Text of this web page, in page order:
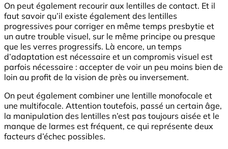
On peut également recourir aux lentilles de contact. Et il
faut savoir qu’il existe également des lentilles
progressives pour corriger en même temps presbytie et
un autre trouble visuel, sur le même principe ou presque
que les verres progressifs. Là encore, un temps
d’adaptation est nécessaire et un compromis visuel est
parfois nécessaire : accepter de voir un peu moins bien de
loin au profit de la vision de près ou inversement.
On peut également combiner une lentille monofocale et
une multifocale. Attention toutefois, passé un certain âge,
la manipulation des lentilles n’est pas toujours aisée et le
manque de larmes est fréquent, ce qui représente deux
facteurs d’échec possibles.